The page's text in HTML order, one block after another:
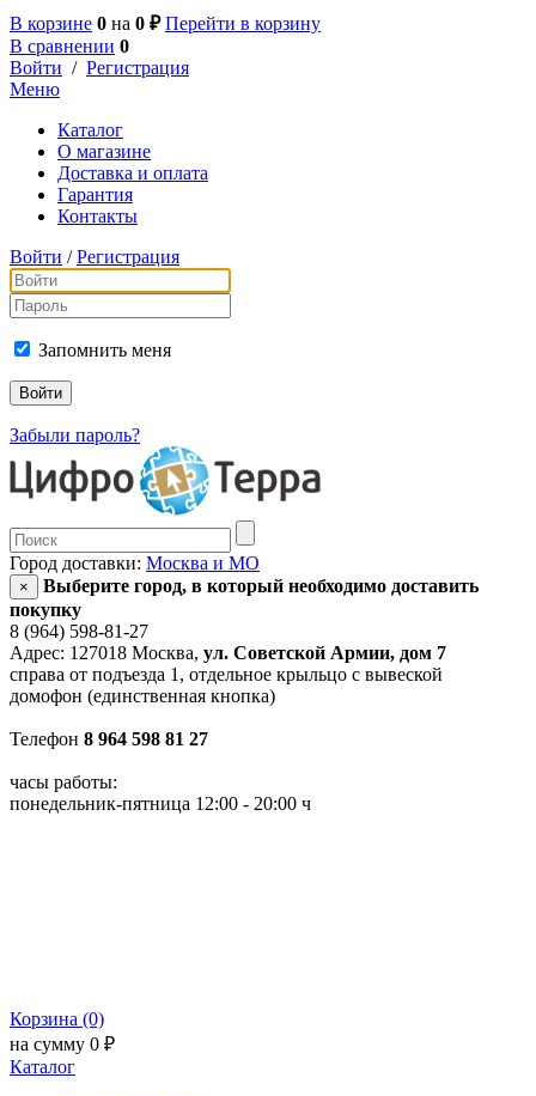
В корзине 0 на 0 ₽ Перейти в корзину
В сравнении 0
Войти / Регистрация
Меню
Каталог
О магазине
Доставка и оплата
Гарантия
Контакты
Войти / Регистрация
Запомнить меня
Забыли пароль?
Город доставки: Москва и МО
×
Выберите город, в который необходимо доставить
покупку
8 (964) 598-81-27
Адрес: 127018 Москва, ул. Советской Армии, дом 7
справа от подъезда 1, отдельное крыльцо с вывеской
домофон (единственная кнопка)
Телефон 8 964 598 81 27
часы работы:
понедельник-пятница 12:00 - 20:00 ч
Корзина (0)
на сумму 0 ₽
Каталог